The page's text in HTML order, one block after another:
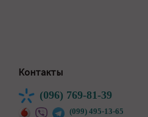
Контакты
(096) 769-81-39
(099) 495-13-65